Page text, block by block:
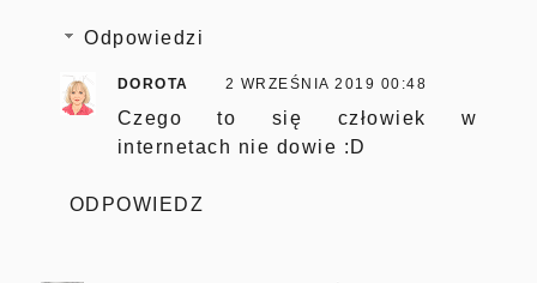
Odpowiedzi
DOROTA 2 WRZEŚNIA 2019 00:48
Czego to się człowiek w
internetach nie dowie :D
ODPOWIEDZ